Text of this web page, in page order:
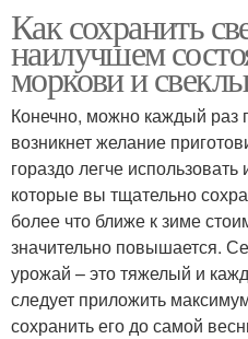
Как сохранить
наилучшем
моркови и
Конечно, можно каждый раз
возникнет желание
гораздо легче
которые вы тщательно
более что ближе к зиме
значительно повышается.
урожай – это тяжелый и
следует приложить
сохранить его до самой